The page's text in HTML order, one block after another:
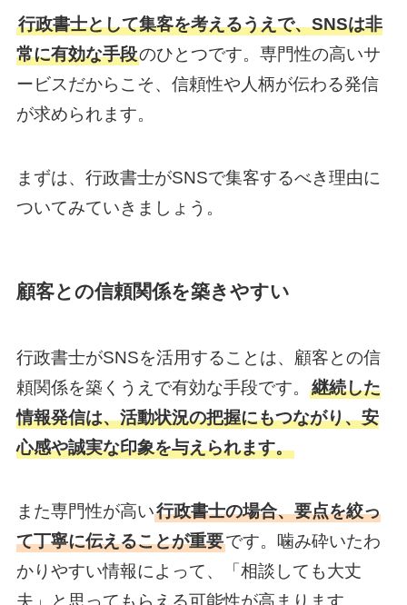
行政書士として集客を考えるうえで、SNSは非
常に有効な手段のひとつです。専門性の高いサ
ービスだからこそ、信頼性や人柄が伝わる発信
が求められます。
まずは、行政書士がSNSで集客するべき理由に
ついてみていきましょう。
顧客との信頼関係を築きやすい
行政書士がSNSを活用することは、顧客との信
頼関係を築くうえで有効な手段です。 継続した
情報発信は、活動状況の把握にもつながり、安
心感や誠実な印象を与えられます。
また専門性が高い行政書士の場合、要点を絞っ
て丁寧に伝えることが重要です。噛み砕いたわ
かりやすい情報によって、「相談しても大丈